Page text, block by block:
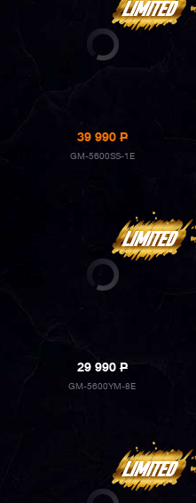
39 990P
GM-5600SS-1E
29 990P
GM-5600YM-8E